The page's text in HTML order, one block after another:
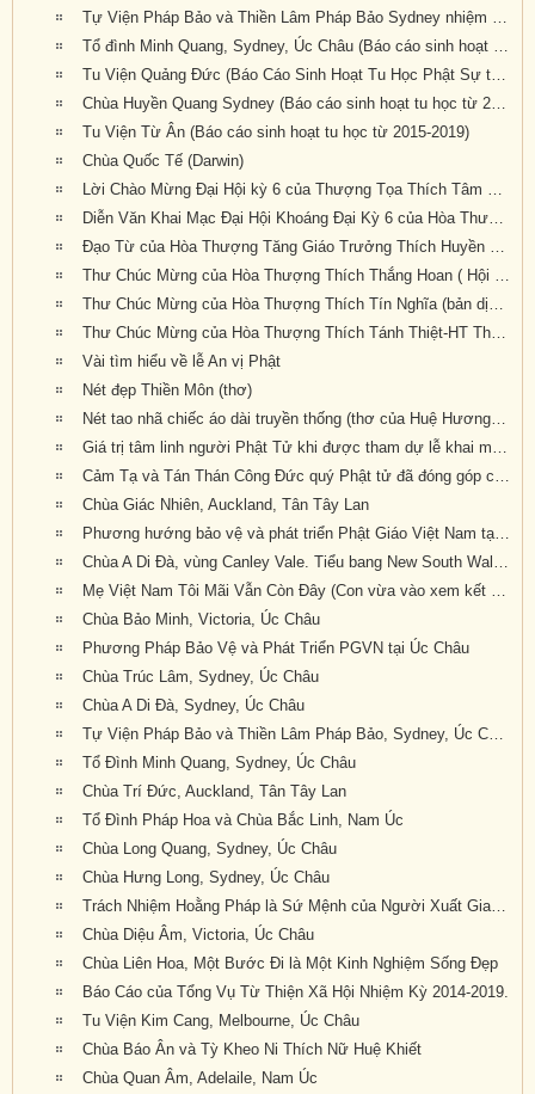
Tự Viện Pháp Bảo và Thiền Lâm Pháp Bảo Sydney nhiệm kỳ 2015 – 2019
Tổ đình Minh Quang, Sydney, Úc Châu (Báo cáo sinh hoạt tu học từ 2015-2019)
Tu Viện Quảng Đức (Báo Cáo Sinh Hoạt Tu Học Phật Sự từ 2015-2019)
Chùa Huyền Quang Sydney (Báo cáo sinh hoạt tu học từ 2015-2019)
Tu Viện Từ Ân (Báo cáo sinh hoạt tu học từ 2015-2019)
Chùa Quốc Tế (Darwin)
Lời Chào Mừng Đại Hội kỳ 6 của Thượng Tọa Thích Tâm Phương
Diễn Văn Khai Mạc Đại Hội Khoáng Đại Kỳ 6 của Hòa Thượng Hội Chủ Thích Bảo Lạc (bản dịch tiếng Anh: GS Trần Như Mai, pd: Nguyên Nhật)
Đạo Từ của Hòa Thượng Tăng Giáo Trưởng Thích Huyền Tôn
Thư Chúc Mừng của Hòa Thượng Thích Thắng Hoan ( Hội Đồng Giáo Phẩm Giáo Hội Hoa Kỳ) (bản dịch tiếng Anh: GS Trần Như Mai, pd: Nguyên Nhật)
Thư Chúc Mừng của Hòa Thượng Thích Tín Nghĩa (bản dịch tiếng Anh: GS Trần Như Mai, pd: Nguyên Nhật)
Thư Chúc Mừng của Hòa Thượng Thích Tánh Thiệt-HT Thích Như Điển (Giáo Hội Âu Châu) (bản dịch tiếng Anh: GS Trần Như Mai, pd: Nguyên Nhật)
Vài tìm hiểu về lễ An vị Phật
Nét đẹp Thiền Môn (thơ)
Nét tao nhã chiếc áo dài truyền thống (thơ của Huệ Hương--- Xin ngợi khen và thân tặng quý nữ Phật tử mặc áo dài truyền thống Việt Nam về dự Đại Hội Khoáng Đại kỳ 6 của Giáo Hội tại Tu Viện Quảng Đức)
Giá trị tâm linh người Phật Tử khi được tham dự lễ khai mạc của Đại Hội Khoáng Đại Kỳ 6 của Giáo Hội Phật Giáo Việt Nam Thống Nhất Hải Ngoại tại Úc Đại Lợi-Tân Tây Lan
Cảm Tạ và Tán Thán Công Đức quý Phật tử đã đóng góp công sức cho Đại Hội Kỳ 6 thành tựu viên mãn
Chùa Giác Nhiên, Auckland, Tân Tây Lan
Phương hướng bảo vệ và phát triển Phật Giáo Việt Nam tại Úc Châu (Luật Sư Đào Tăng Dực, pháp danh: Chúc Phán)
Chùa A Di Đà, vùng Canley Vale. Tiểu bang New South Wales. Australia.
Mẹ Việt Nam Tôi Mãi Vẫn Còn Đây (Con vừa vào xem kết quả Đại Hội Khoáng Đại Kỳ 6 của GHPGVNTNHN tại Úc Đại Lợi và Tân Tây Lan được tổ chức tại Tu Viện Quảng Đức với bản Quyết Nghị Đại Hội thật tuyệt vời: Giáo Hội lên án hành động xâm lấn
Chùa Bảo Minh, Victoria, Úc Châu
Phương Pháp Bảo Vệ và Phát Triển PGVN tại Úc Châu
Chùa Trúc Lâm, Sydney, Úc Châu
Chùa A Di Đà, Sydney, Úc Châu
Tự Viện Pháp Bảo và Thiền Lâm Pháp Bảo, Sydney, Úc Châu
Tổ Đình Minh Quang, Sydney, Úc Châu
Chùa Trí Đức, Auckland, Tân Tây Lan
Tổ Đình Pháp Hoa và Chùa Bắc Linh, Nam Úc
Chùa Long Quang, Sydney, Úc Châu
Chùa Hưng Long, Sydney, Úc Châu
Trách Nhiệm Hoằng Pháp là Sứ Mệnh của Người Xuất Gia Trong Thời Đại Mới
Chùa Diệu Âm, Victoria, Úc Châu
Chùa Liên Hoa, Một Bước Đi là Một Kinh Nghiệm Sống Đẹp
Báo Cáo của Tổng Vụ Từ Thiện Xã Hội Nhiệm Kỳ 2014-2019.
Tu Viện Kim Cang, Melbourne, Úc Châu
Chùa Báo Ân và Tỳ Kheo Ni Thích Nữ Huệ Khiết
Chùa Quan Âm, Adelaile, Nam Úc